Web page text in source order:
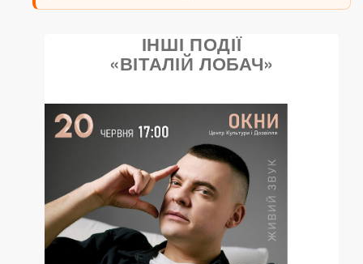
ІНШІ ПОДІЇ
«ВІТАЛІЙ ЛОБАЧ»